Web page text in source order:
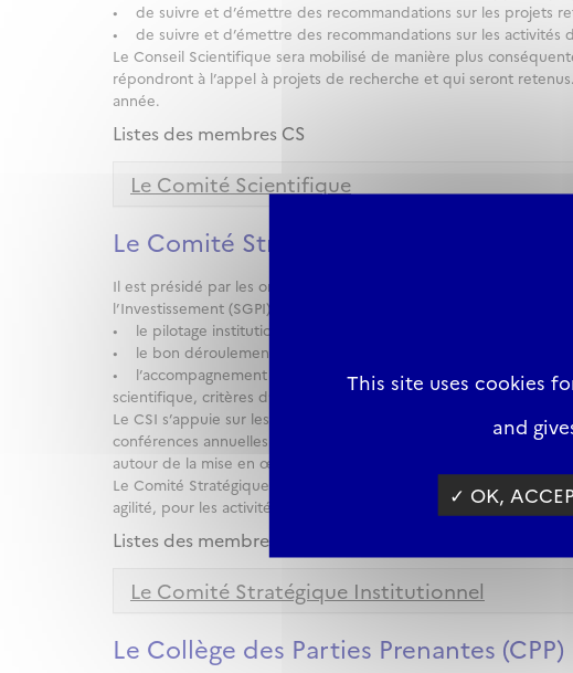
• de suivre et d’émettre des recommandations sur les projets
• de suivre et d’émettre des recommandations sur les activités
Le Conseil Scientifique sera mobilisé de manière plus
répondront à l’appel à projets de recherche et qui seront
année.
Listes des membres CS
Le Comité Scientifique
Le Comité Stratégique Institutionnel
Il est présidé par les organismes pilotes et comprend des
l’Investissement (SGPI) et un représentant de l’Agence Nationale
• le pilotage institutionnel et opérationnel du PEPR ;
• le bon déroulement du programme et l’identification des
• l’accompagnement de l’opérateur (Agence Nationale de la
scientifique, critères d’évaluation des projets).
Le CSI s’appuie sur les Directeurs de programme en charge de
conférences annuelles. Il sera constitué dès le lancement du
autour de la mise en œuvre des VDBI.
Le Comité Stratégique Institutionnel est complémentaire du
agilité, pour les activités de veilles et d’animation tout au long du
Listes des membres CSI
Le Comité Stratégique Institutionnel
Le Collège des Parties Prenantes (CPP)
This site uses cookies
and
✓ OK,